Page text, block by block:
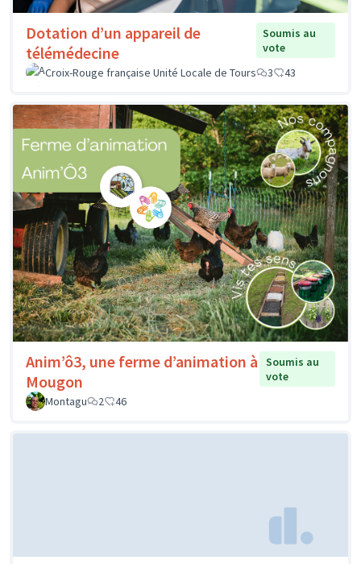
Dotation d’un appareil de
télémédecine
Soumis au
vote
Croix-Rouge française Unité Locale de Tours
3 43
Anim’ô3, une ferme d’animation à
Mougon
Soumis au
vote
Montagu
2 46